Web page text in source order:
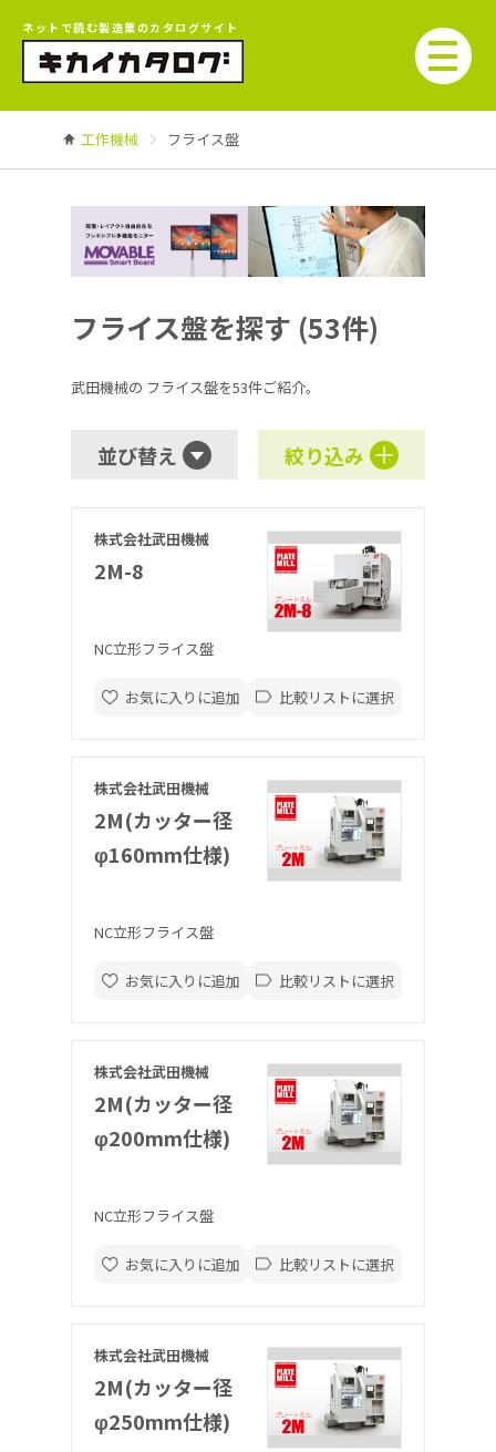
ネットで読む製造業のカタログサイト
工作機械 フライス盤
フライス盤を探す (53件)
武田機械の フライス盤を53件ご紹介。
並び替え 絞り込み
株式会社武田機械
2M-8
NC立形フライス盤
お気に入りに追加 比較リストに選択
株式会社武田機械
2M(カッター径
φ160mm仕様)
NC立形フライス盤
お気に入りに追加 比較リストに選択
株式会社武田機械
2M(カッター径
φ200mm仕様)
NC立形フライス盤
お気に入りに追加 比較リストに選択
株式会社武田機械
2M(カッター径
φ250mm仕様)